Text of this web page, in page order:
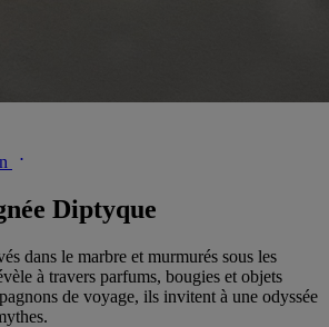
Diptyque
dans le marbre et murmurés sous les
à travers parfums, bougies et objets
de voyage, ils invitent à une odyssée